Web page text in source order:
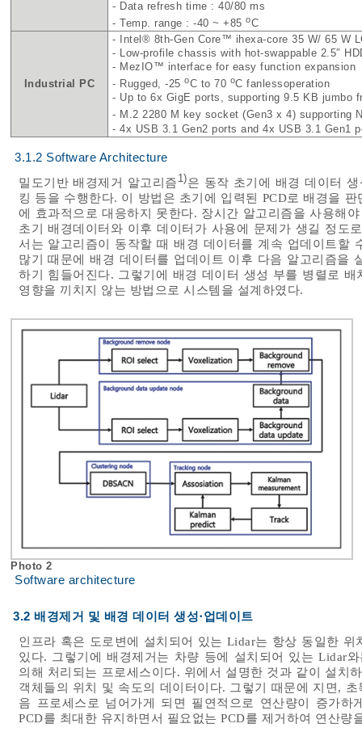
- Data refresh time : 40/80 ms
- Temp. range : -40 ~ +85 oC
Industrial PC
- Intel® 8th-Gen Core™ ihexa-core 35 W/ 65 W
- Low-profile chassis with hot-swappable 2.5″
- MezIO™ interface for easy function expansion
- Rugged, -25 oC to 70 oC fanlessoperation
- Up to 6x GigE ports, supporting 9.5 KB jumbo
- M.2 2280 M key socket (Gen3 x 4) supporting
- 4x USB 3.1 Gen2 ports and 4x USB 3.1 Gen1
3.1.2 Software Architecture
밀도기반 배경제거 알고리즘 1)은 동작 초기에 배경 데이터
킹 등을 수행한다. 이 방법은 초기에 입력된 PCD로 배경을
에 효과적으로 대응하지 못한다. 장시간 알고리즘을 사용해
초기 배경데이터와 이후 데이터가 사용에 문제가 생길 정도
서는 알고리즘이 동작할 때 배경 데이터를 계속 업데이트할
많기 때문에 배경 데이터를 업데이트 이후 다음 알고리즘을
하기 힘들어진다. 그렇기에 배경 데이터 생성 부를 병렬로
영향을 끼치지 않는 방법으로 시스템을 설계하였다.
Photo 2
Software architecture
3.2 배경제거 및 배경 데이터 생성⋅업데이트
인프라 혹은 도로변에 설치되어 있는 Lidar는 항상 동일한
있다. 그렇기에 배경제거는 차량 등에 설치되어 있는 Lidar
의해 처리되는 프로세스이다. 위에서 설명한 것과 같이 설치
객체들의 위치 및 속도의 데이터이다. 그렇기 때문에 지면,
음 프로세스로 넘어가게 되면 필연적으로 연산량이 증가
PCD를 최대한 유지하면서 필요없는 PCD를 제거하여 연산량